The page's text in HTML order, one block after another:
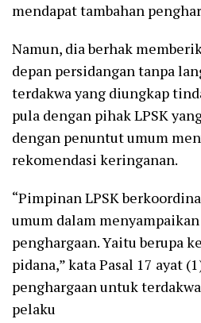
mendapat tambahan
Namun, dia berhak
depan persidangan tanpa
terdakwa yang diungkap
pula dengan pihak LPSK
dengan penuntut umum
rekomendasi keringanan.
“Pimpinan LPSK
umum dalam
penghargaan. Yaitu berupa
pidana,” kata Pasal 17 ayat
penghargaan untuk
pelaku